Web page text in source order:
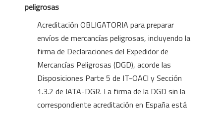
peligrosas
Acreditación OBLIGATORIA para preparar
envíos de mercancías peligrosas, incluyendo la
firma de Declaraciones del Expedidor de
Mercancías Peligrosas (DGD), acorde las
Disposiciones Parte 5 de IT-OACI y Sección
1.3.2 de IATA-DGR. La firma de la DGD sin la
correspondiente acreditación en España está